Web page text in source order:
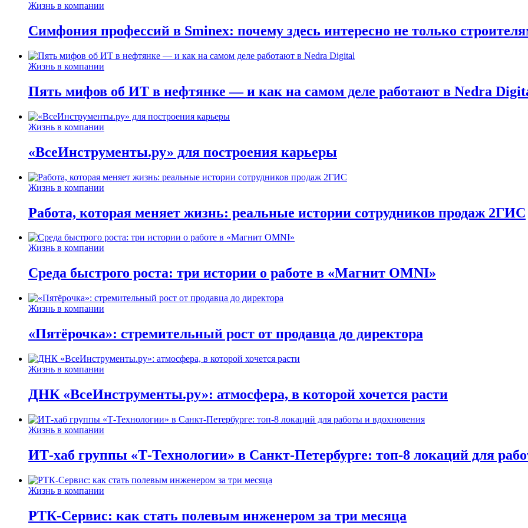
Жизнь в компании
Симфония профессий в Sminex: почему здесь интересно не только
Жизнь в компании
Пять мифов об ИТ в нефтянке — и как на самом деле работают в Nedra
Жизнь в компании
«ВсеИнструменты.ру» для построения карьеры
Жизнь в компании
Работа, которая меняет жизнь: реальные истории сотрудников продаж 2ГИС
Жизнь в компании
Среда быстрого роста: три истории о работе в «Магнит OMNI»
Жизнь в компании
«Пятёрочка»: стремительный рост от продавца до директора
Жизнь в компании
ДНК «ВсеИнструменты.ру»: атмосфера, в которой хочется расти
Жизнь в компании
ИТ-хаб группы «Т-Технологии» в Санкт-Петербурге: топ-8 локаций для
Жизнь в компании
РТК-Сервис: как стать полевым инженером за три месяца